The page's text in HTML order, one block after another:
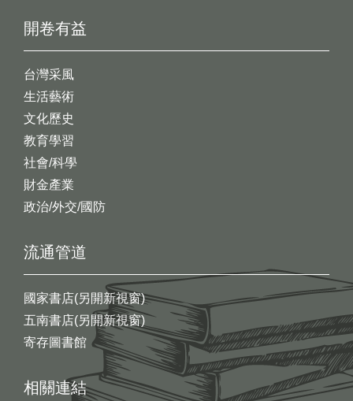
開卷有益
台灣采風
生活藝術
文化歷史
教育學習
社會/科學
財金產業
政治/外交/國防
流通管道
國家書店(另開新視窗)
五南書店(另開新視窗)
寄存圖書館
相關連結